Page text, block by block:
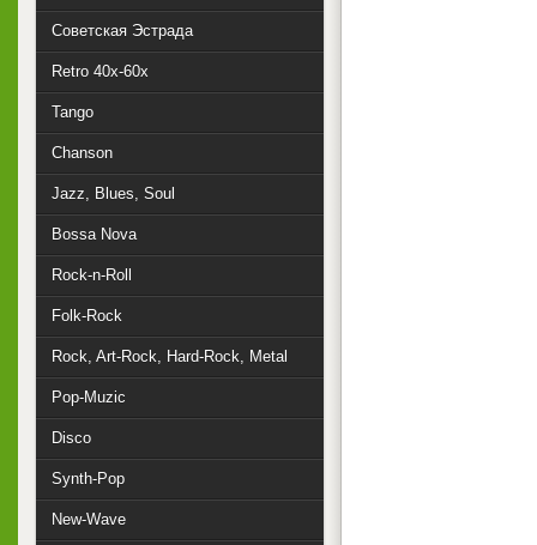
Советская Эстрада
Retro 40x-60x
Tango
Chanson
Jazz, Blues, Soul
Bossa Nova
Rock-n-Roll
Folk-Rock
Rock, Art-Rock, Hard-Rock, Metal
Pop-Muzic
Disco
Synth-Pop
New-Wave